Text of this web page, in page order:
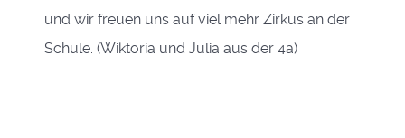
und wir freuen uns auf viel mehr Zirkus an der
Schule. (Wiktoria und Julia aus der 4a)